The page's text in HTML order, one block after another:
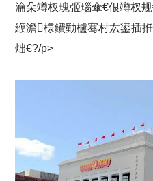
瀹朵竴杈瑰弬瑙傘€佷竴杈
緶澹様鐨勭櫨骞村厷鍙插
炪€?/p>